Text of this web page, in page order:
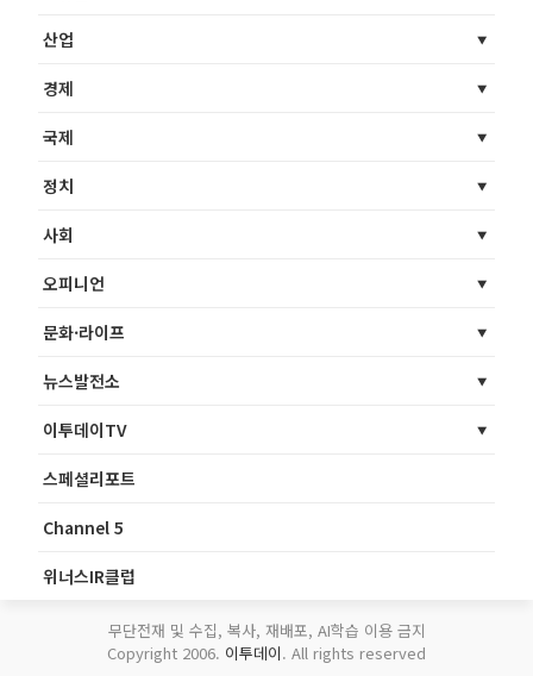
산업
경제
국제
정치
사회
오피니언
문화·라이프
뉴스발전소
이투데이TV
스페셜리포트
Channel 5
위너스IR클럽
무단전재 및 수집, 복사, 재배포, AI학습 이용 금지
Copyright 2006. 이투데이. All rights reserved